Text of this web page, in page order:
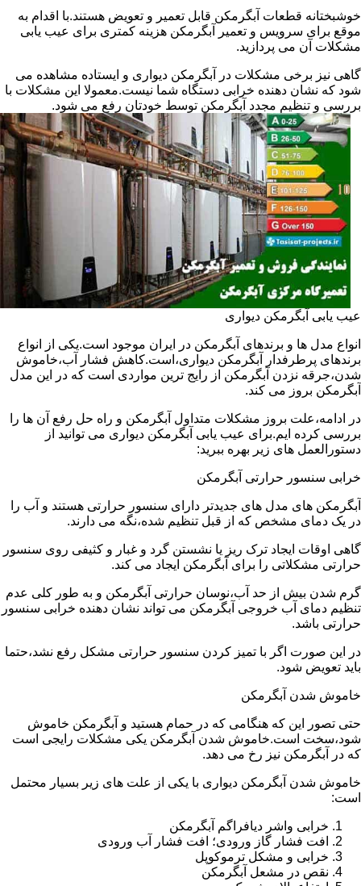
خوشبختانه قطعات آبگرمکن قابل تعمیر و تعویض هستند.با اقدام به
موقع برای سرویس و تعمیر آبگرمکن هزینه کمتری برای عیب یابی
مشکلات آن می پردازید.
گاهی نیز برخی مشکلات در آبگرمکن دیواری و ایستاده مشاهده می
شود که نشان دهنده خرابی دستگاه شما نیست.معمولا این مشکلات با
بررسی و تنظیم مجدد آبگرمکن توسط خودتان رفع می شود.
عیب یابی آبگرمکن دیواری
انواع مدل ها و برندهای آبگرمکن در ایران موجود است.یکی از انواع
برندهای پرطرفدار آبگرمکن دیواری،است.کاهش فشار آب،خاموش
شدن،جرقه نزدن آبگرمکن از رایج ترین مواردی است که در این مدل
آبگرمکن بروز می کند.
در ادامه،علت بروز مشکلات متداول آبگرمکن و راه حل رفع آن ها را
بررسی کرده ایم.برای عیب یابی آبگرمکن دیواری می توانید از
دستورالعمل های زیر بهره ببرید:
خرابی سنسور حرارتی آبگرمکن
آبگرمکن های مدل های جدیدتر دارای سنسور حرارتی هستند و آب را
در یک دمای مشخص که از قبل تنظیم شده،نگه می دارند.
گاهی اوقات ایجاد ترک ریز یا نشستن گرد و غبار و کثیفی روی سنسور
حرارتی مشکلاتی را برای آبگرمکن ایجاد می کند.
گرم شدن بیش از حد آب،نوسان حرارتی آبگرمکن و به طور کلی عدم
تنظیم دمای آب خروجی آبگرمکن می تواند نشان دهنده خرابی سنسور
حرارتی باشد.
در این صورت اگر با تمیز کردن سنسور حرارتی مشکل رفع نشد،حتما
باید تعویض شود.
خاموش شدن آبگرمکن
حتی تصور این که هنگامی که در حمام هستید و آبگرمکن خاموش
شود،سخت است.خاموش شدن آبگرمکن یکی مشکلات رایجی است
که در آبگرمکن نیز رخ می دهد.
خاموش شدن آبگرمکن دیواری با یکی از علت های زیر بسیار محتمل
است:
خرابی واشر دیافراگم آبگرمکن
افت فشار گاز ورودی؛ افت فشار آب ورودی
خرابی و مشکل ترموکوپل
نقص در مشعل آبگرمکن